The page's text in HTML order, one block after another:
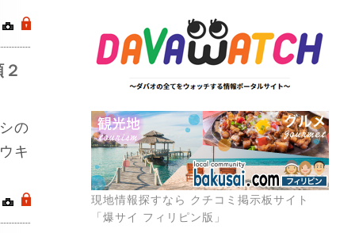
.
の
キ
.
現地情報探すなら クチコミ掲示板サイト
「爆サイ フィリピン版」